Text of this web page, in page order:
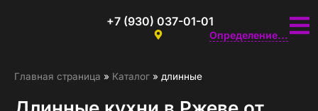
+7 (930) 037-01-01
Определение...
Главная страница » Каталог » длинные